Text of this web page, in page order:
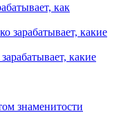
как
какие